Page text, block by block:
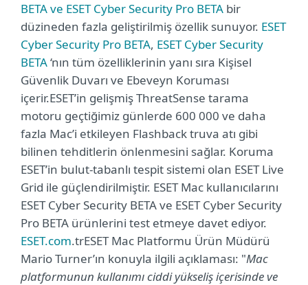
BETA ve ESET Cyber Security Pro BETA bir
düzineden fazla geliştirilmiş özellik sunuyor. ESET
Cyber Security Pro BETA, ESET Cyber Security
BETA‘nın tüm özelliklerinin yanı sıra Kişisel
Güvenlik Duvarı ve Ebeveyn Koruması
içerir.ESET’in gelişmiş ThreatSense tarama
motoru geçtiğimiz günlerde 600 000 ve daha
fazla Mac’i etkileyen Flashback truva atı gibi
bilinen tehditlerin önlenmesini sağlar. Koruma
ESET’in bulut-tabanlı tespit sistemi olan ESET Live
Grid ile güçlendirilmiştir. ESET Mac kullanıcılarını
ESET Cyber Security BETA ve ESET Cyber Security
Pro BETA ürünlerini test etmeye davet ediyor.
ESET.com.trESET Mac Platformu Ürün Müdürü
Mario Turner’ın konuyla ilgili açıklaması: "Mac
platformunun kullanımı ciddi yükseliş içerisinde ve